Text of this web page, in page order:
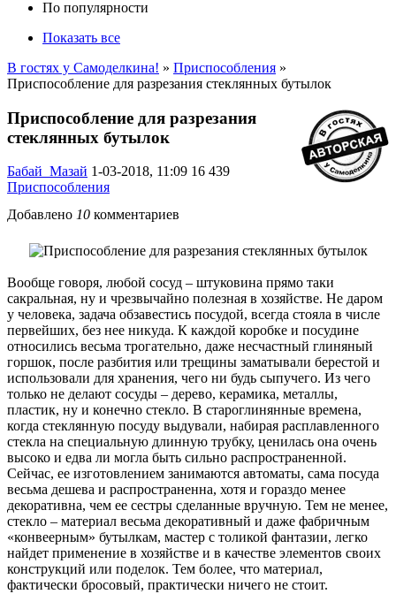
По популярности
Показать все
В гостях у Самоделкина! » Приспособления »
Приспособление для разрезания стеклянных бутылок
Приспособление для разрезания
стеклянных бутылок
Бабай_Мазай 1-03-2018, 11:09 16 439
Приспособления
Добавлено 10 комментариев
Вообще говоря, любой сосуд – штуковина прямо таки
сакральная, ну и чрезвычайно полезная в хозяйстве. Не даром
у человека, задача обзавестись посудой, всегда стояла в числе
первейших, без нее никуда. К каждой коробке и посудине
относились весьма трогательно, даже несчастный глиняный
горшок, после разбития или трещины заматывали берестой и
использовали для хранения, чего ни будь сыпучего. Из чего
только не делают сосуды – дерево, керамика, металлы,
пластик, ну и конечно стекло. В староглинянные времена,
когда стеклянную посуду выдували, набирая расплавленного
стекла на специальную длинную трубку, ценилась она очень
высоко и едва ли могла быть сильно распространенной.
Сейчас, ее изготовлением занимаются автоматы, сама посуда
весьма дешева и распространенна, хотя и гораздо менее
декоративна, чем ее сестры сделанные вручную. Тем не менее,
стекло – материал весьма декоративный и даже фабричным
«конвеерным» бутылкам, мастер с толикой фантазии, легко
найдет применение в хозяйстве и в качестве элементов своих
конструкций или поделок. Тем более, что материал,
фактически бросовый, практически ничего не стоит.